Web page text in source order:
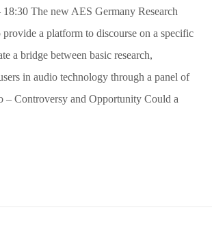
The new AES Germany Research
a platform to discourse on a specific
a bridge between basic research,
in audio technology through a panel of
– Controversy and Opportunity Could a